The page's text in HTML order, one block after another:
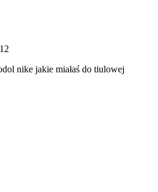
nike jakie miałaś do tiulowej